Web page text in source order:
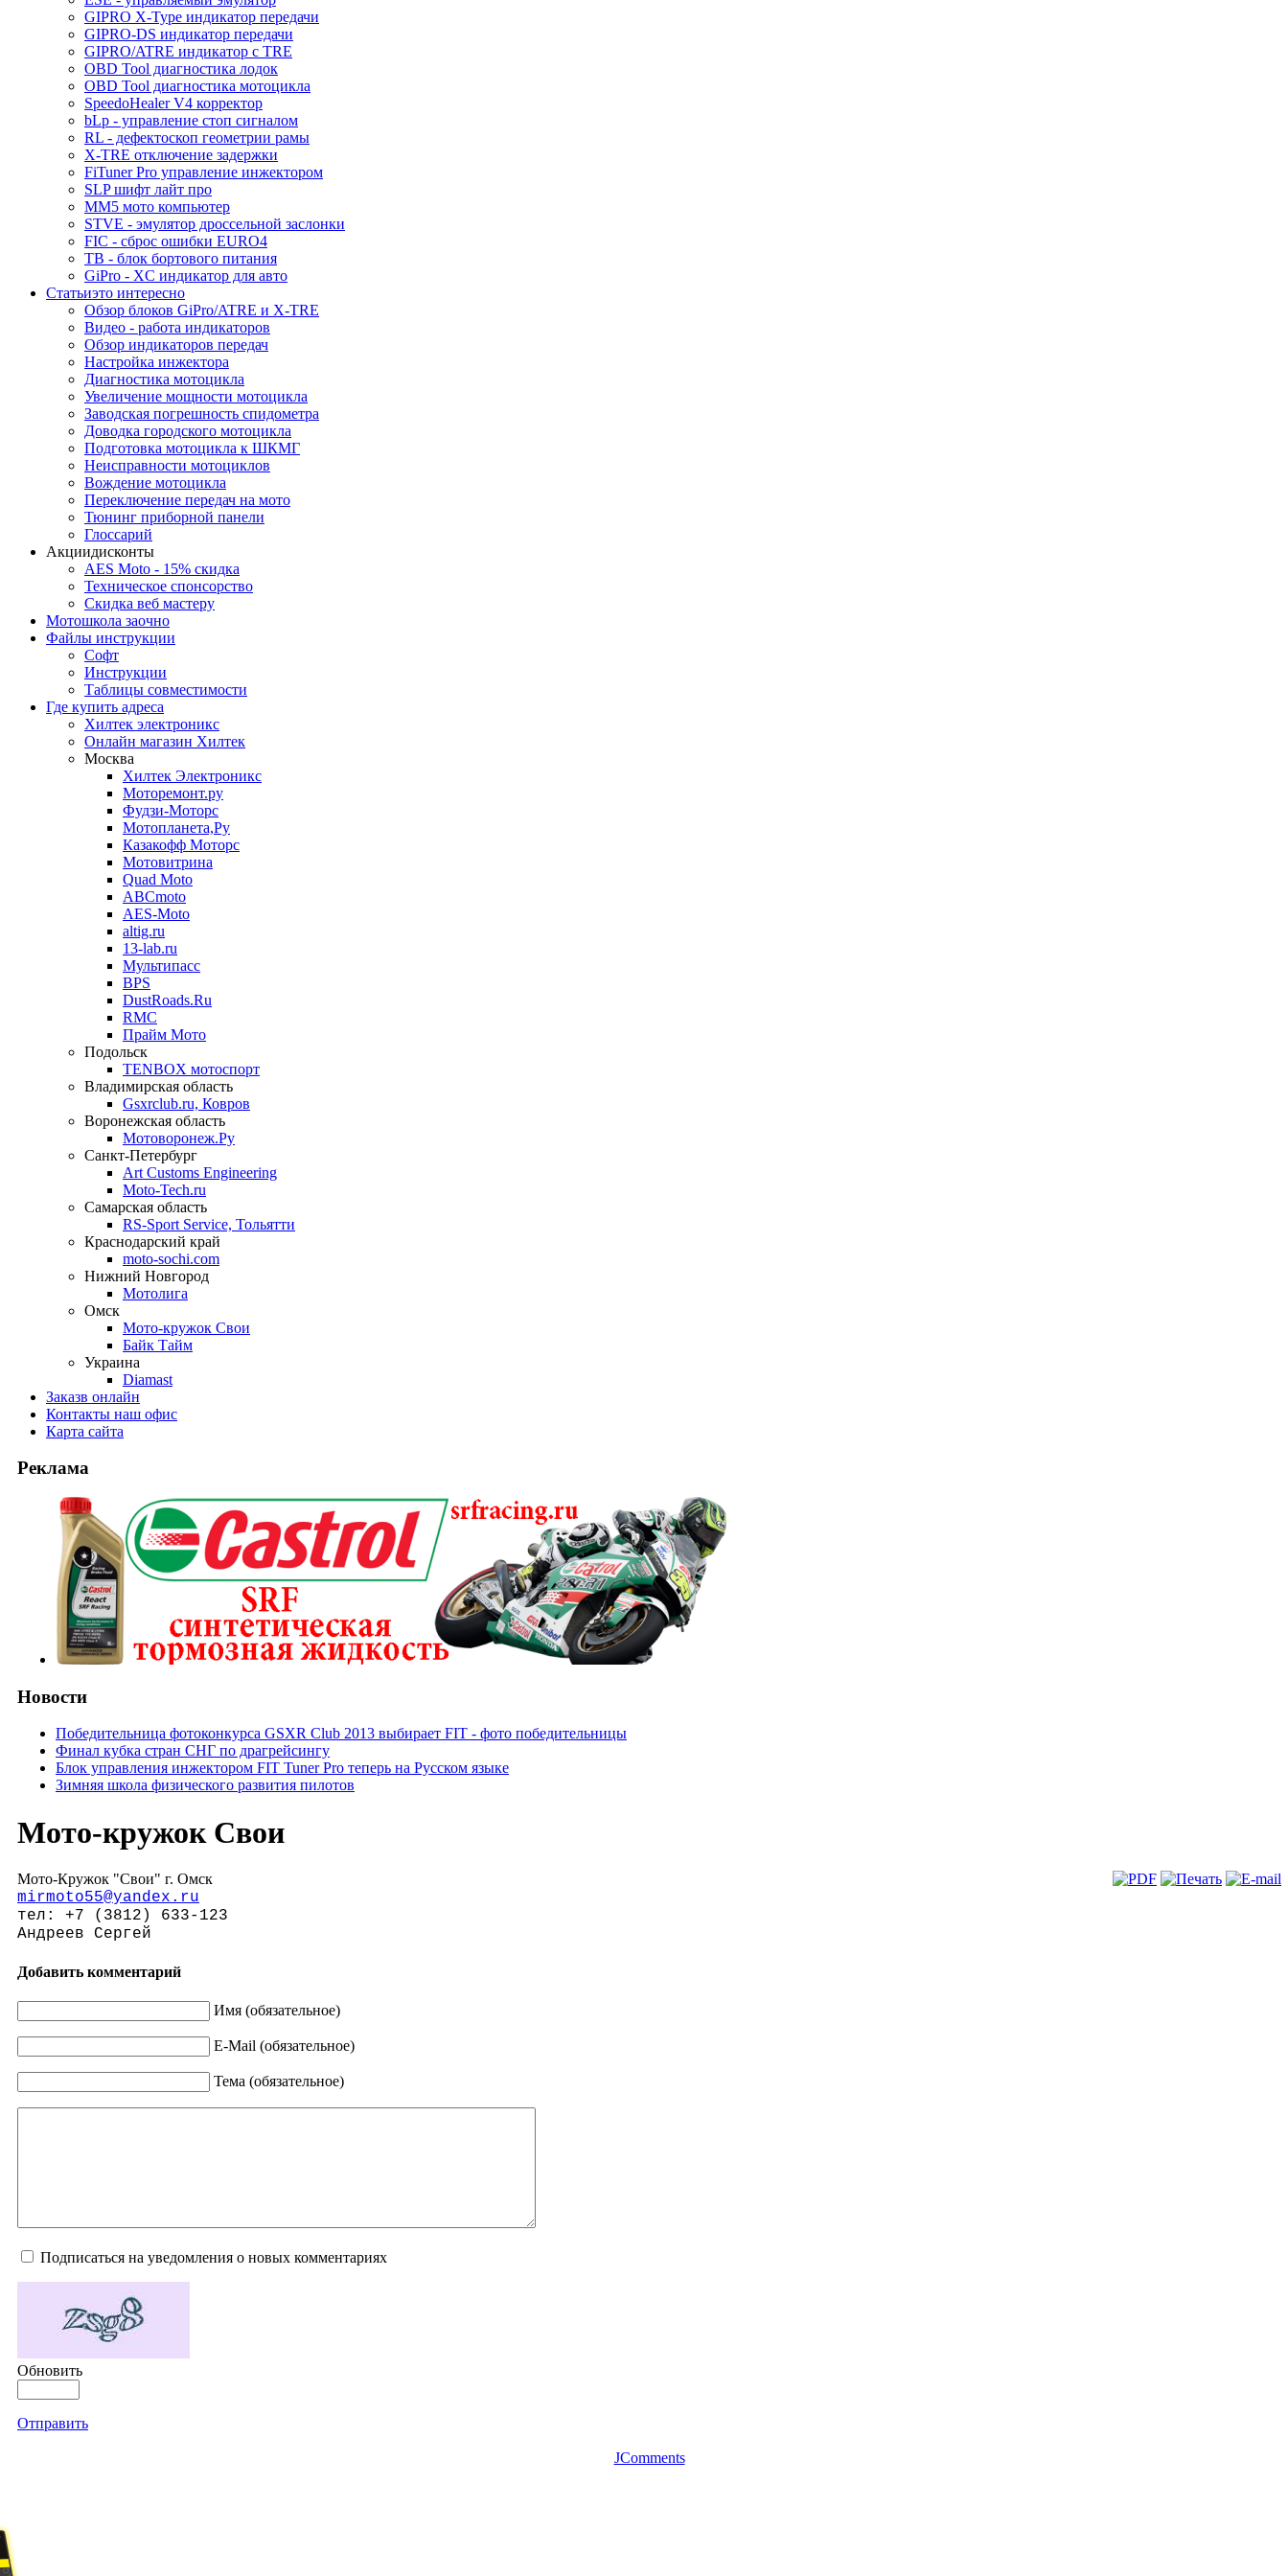
GIPRO X-Type индикатор передачи
GIPRO-DS индикатор передачи
GIPRO/ATRE индикатор с TRE
OBD Tool диагностика лодок
OBD Tool диагностика мотоцикла
SpeedoHealer V4 корректор
bLp - управление стоп сигналом
RL - дефектоскоп геометрии рамы
X-TRE отключение задержки
FiTuner Pro управление инжектором
SLP шифт лайт про
MM5 мото компьютер
STVE - эмулятор дроссельной заслонки
FIC - сброс ошибки EURO4
TB - блок бортового питания
GiPro - XC индикатор для авто
Статьиэто интересно
Обзор блоков GiPro/ATRE и X-TRE
Видео - работа индикаторов
Обзор индикаторов передач
Настройка инжектора
Диагноcтика мотоцикла
Увеличение мощности мотоцикла
Заводская погрешность спидометра
Доводка городского мотоцикла
Подготовка мотоцикла к ШКМГ
Неисправности мотоциклов
Вождение мотоцикла
Переключение передач на мото
Тюнинг приборной панели
Глоссарий
Акциидисконты
AES Moto - 15% скидка
Техническое спонсорство
Скидка веб мастеру
Мотошкола заочно
Файлы инструкции
Софт
Инструкции
Таблицы совместимости
Где купить адреса
Хилтек электроникс
Онлайн магазин Хилтек
Москва
Хилтек Электроникс
Моторемонт.ру
Фудзи-Моторс
Мотопланета,Ру
Казакофф Моторс
Мотовитрина
Quad Moto
ABCmoto
AES-Moto
altig.ru
13-lab.ru
Мультипасс
BPS
DustRoads.Ru
RMC
Прайм Мото
Подольск
TENBOX мотоспорт
Владимирская область
Gsxrclub.ru, Ковров
Воронежская область
Мотоворонеж.Ру
Санкт-Петербург
Art Customs Engineering
Moto-Tech.ru
Самарская область
RS-Sport Service, Тольятти
Краснодарский край
moto-sochi.com
Нижний Новгород
Мотолига
Омск
Мото-кружок Свои
Байк Тайм
Украина
Diamast
Заказв онлайн
Контакты наш офис
Карта сайта
Реклама
Новости
Победительница фотоконкурса GSXR Club 2013 выбирает FIT - фото победительницы
Финал кубка стран СНГ по драгрейсингу
Блок управления инжектором FIT Tuner Pro теперь на Русском языке
Зимняя школа физического развития пилотов
Мото-кружок Свои
Мото-Кружок "Свои" г. Омск
mirmoto55@yandex.ru
тел: +7 (3812) 633-123
Андреев Сергей
Добавить комментарий
Имя (обязательное)
E-Mail (обязательное)
Тема (обязательное)
Подписаться на уведомления о новых комментариях
Обновить
Отправить
JComments